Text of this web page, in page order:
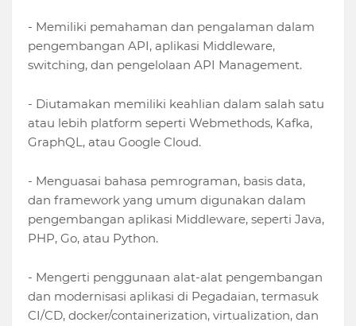
- Memiliki pemahaman dan pengalaman dalam
pengembangan API, aplikasi Middleware,
switching, dan pengelolaan API Management.
- Diutamakan memiliki keahlian dalam salah satu
atau lebih platform seperti Webmethods, Kafka,
GraphQL, atau Google Cloud.
- Menguasai bahasa pemrograman, basis data,
dan framework yang umum digunakan dalam
pengembangan aplikasi Middleware, seperti Java,
PHP, Go, atau Python.
- Mengerti penggunaan alat-alat pengembangan
dan modernisasi aplikasi di Pegadaian, termasuk
CI/CD, docker/containerization, virtualization, dan